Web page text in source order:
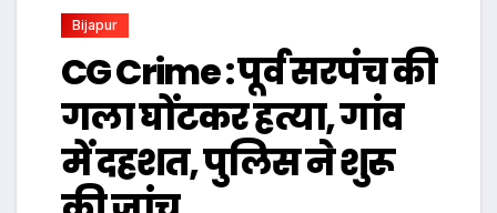
Bijapur
CG Crime : पूर्व सरपंच की
गला घोंटकर हत्या, गांव
में दहशत, पुलिस ने शुरू